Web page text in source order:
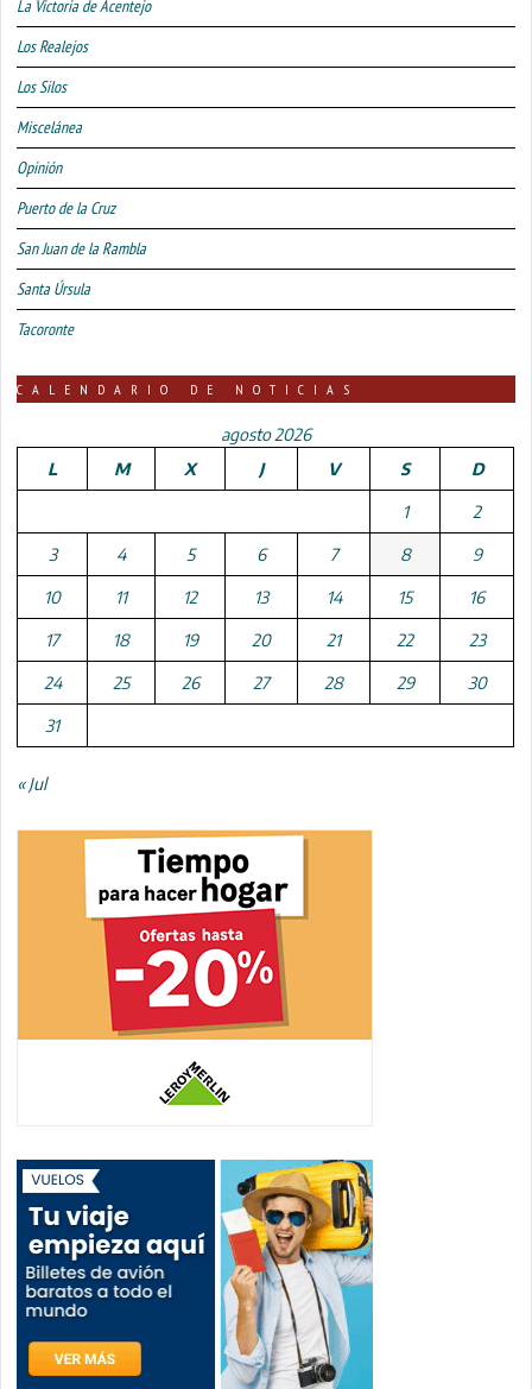
La Victoria de Acentejo
Los Realejos
Los Silos
Miscelánea
Opinión
Puerto de la Cruz
San Juan de la Rambla
Santa Úrsula
Tacoronte
CALENDARIO DE NOTICIAS
agosto 2026
L
M X J V S D
1 2
3 4 5 6 7 8 9
10 11 12 13 14 15 16
17 18 19 20 21 22 23
24 25 26 27 28 29 30
31
« Jul